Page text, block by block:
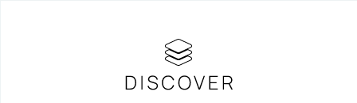
Mute – H ΣΙΩΠΗΛΗ ΒΙΑ ΤΗΣ